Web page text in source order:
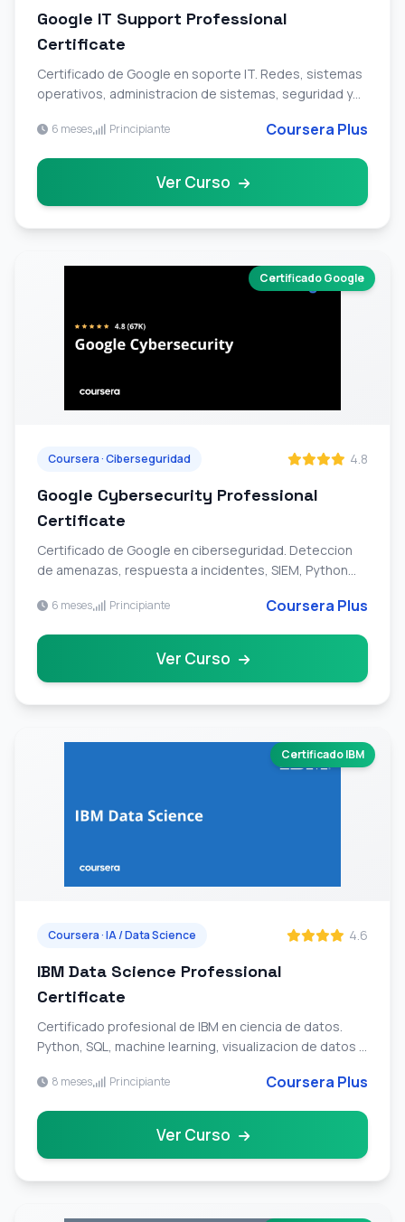
Google IT Support Professional
Certificate
Certificado de Google en soporte IT. Redes, sistemas
operativos, administracion de sistemas, seguridad y
6 meses Principiante Coursera Plus
Ver Curso
Certificado Google
Coursera · Ciberseguridad 4.8
Google Cybersecurity Professional
Certificate
Certificado de Google en ciberseguridad. Deteccion
de amenazas, respuesta a incidentes, SIEM, Python
6 meses Principiante Coursera Plus
Ver Curso
Certificado IBM
Coursera · IA / Data Science 4.6
IBM Data Science Professional
Certificate
Certificado profesional de IBM en ciencia de datos.
Python, SQL, machine learning, visualizacion de datos y
8 meses Principiante Coursera Plus
Ver Curso